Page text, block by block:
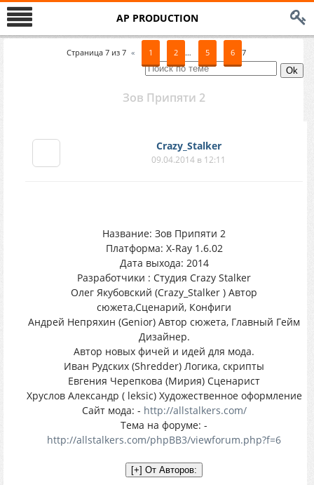
AP PRODUCTION
Страница 7из 7 « 1 2 … 5 6 7
Зов Припяти 2
Crazy_Stalker
09.04.2014 в 12:11
Название: Зов Припяти 2
Платформа: X-Ray 1.6.02
Дата выхода: 2014
Разработчики : Студия Crazy Stalker
Олег Якубовский (Crazy_Stalker ) Автор
сюжета,Сценарий, Конфиги
Андрей Непряхин (Genior) Автор сюжета, Главный Гейм
Дизайнер.
Автор новых фичей и идей для мода.
Иван Рудских (Shredder) Логика, скрипты
Евгения Черепкова (Мирия) Сценарист
Хруслов Александр ( leksic) Художественное оформление
Сайт мода: - http://allstalkers.com/
Тема на форуме: -
http://allstalkers.com/phpBB3/viewforum.php?f=6